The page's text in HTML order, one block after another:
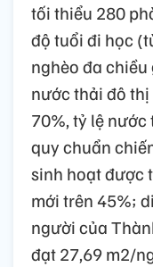
tối thiểu 280
độ tuổi đi học
nghèo đa
nước thải đô
70%, tỷ lệ
quy chuẩn
sinh hoạt được
mới trên 45%;
người của
đạt 27,69 m2/